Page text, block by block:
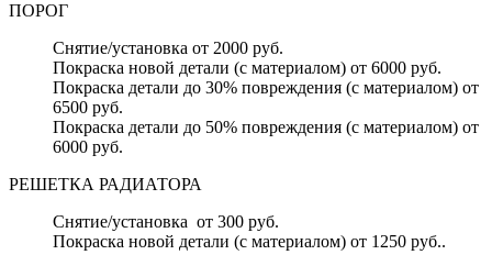
ПОРОГ
Снятие/установка от 2000 руб.
Покраска новой детали (с материалом) от 6000 руб.
Покраска детали до 30% повреждения (с материалом) от
6500 руб.
Покраска детали до 50% повреждения (с материалом) от
6000 руб.
РЕШЕТКА РАДИАТОРА
Снятие/установка от 300 руб.
Покраска новой детали (с материалом) от 1250 руб..